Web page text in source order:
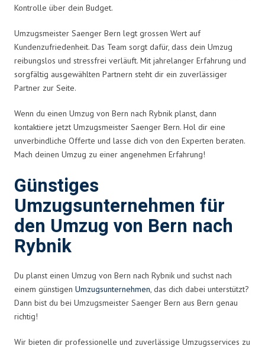
Kontrolle über dein Budget.
Umzugsmeister Saenger Bern legt grossen Wert auf
Kundenzufriedenheit. Das Team sorgt dafür, dass dein Umzug
reibungslos und stressfrei verläuft. Mit jahrelanger Erfahrung und
sorgfältig ausgewählten Partnern steht dir ein zuverlässiger
Partner zur Seite.
Wenn du einen Umzug von Bern nach Rybnik planst, dann
kontaktiere jetzt Umzugsmeister Saenger Bern. Hol dir eine
unverbindliche Offerte und lasse dich von den Experten beraten.
Mach deinen Umzug zu einer angenehmen Erfahrung!
Günstiges
Umzugsunternehmen für
den Umzug von Bern nach
Rybnik
Du planst einen Umzug von Bern nach Rybnik und suchst nach
einem günstigen Umzugsunternehmen, das dich dabei unterstützt?
Dann bist du bei Umzugsmeister Saenger Bern aus Bern genau
richtig!
Wir bieten dir professionelle und zuverlässige Umzugsservices zu